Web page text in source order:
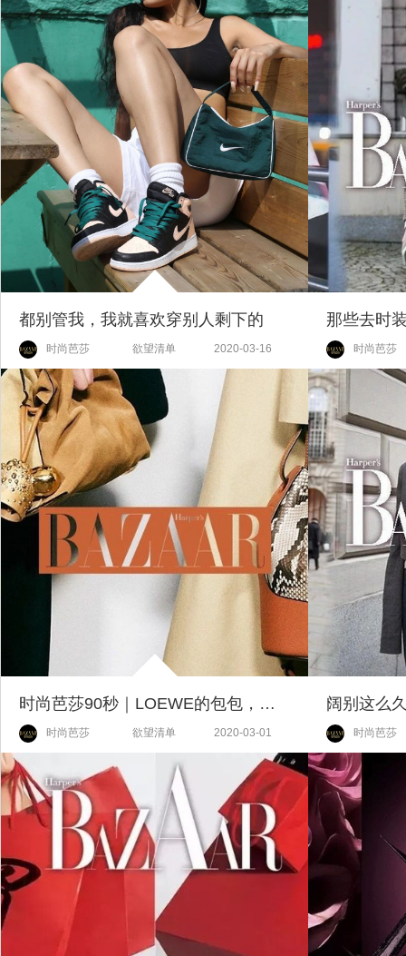
都别管我，我就喜欢穿别人剩下的
时尚芭莎 欲望清单 2020-03-16 时尚芭莎
时尚芭莎90秒｜LOEWE的包包，最近是怎么回事？
时尚芭莎 欲望清单 2020-03-01 时尚芭莎